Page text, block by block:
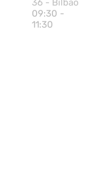
36 - Bilbao
09:30 -
11:30